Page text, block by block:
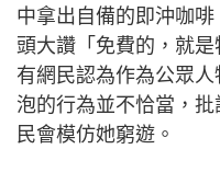
中拿出自備的即沖咖
頭大讚「免費的，就是
有網民認為作為公眾
泡的行為並不恰當，
民會模仿她窮遊。